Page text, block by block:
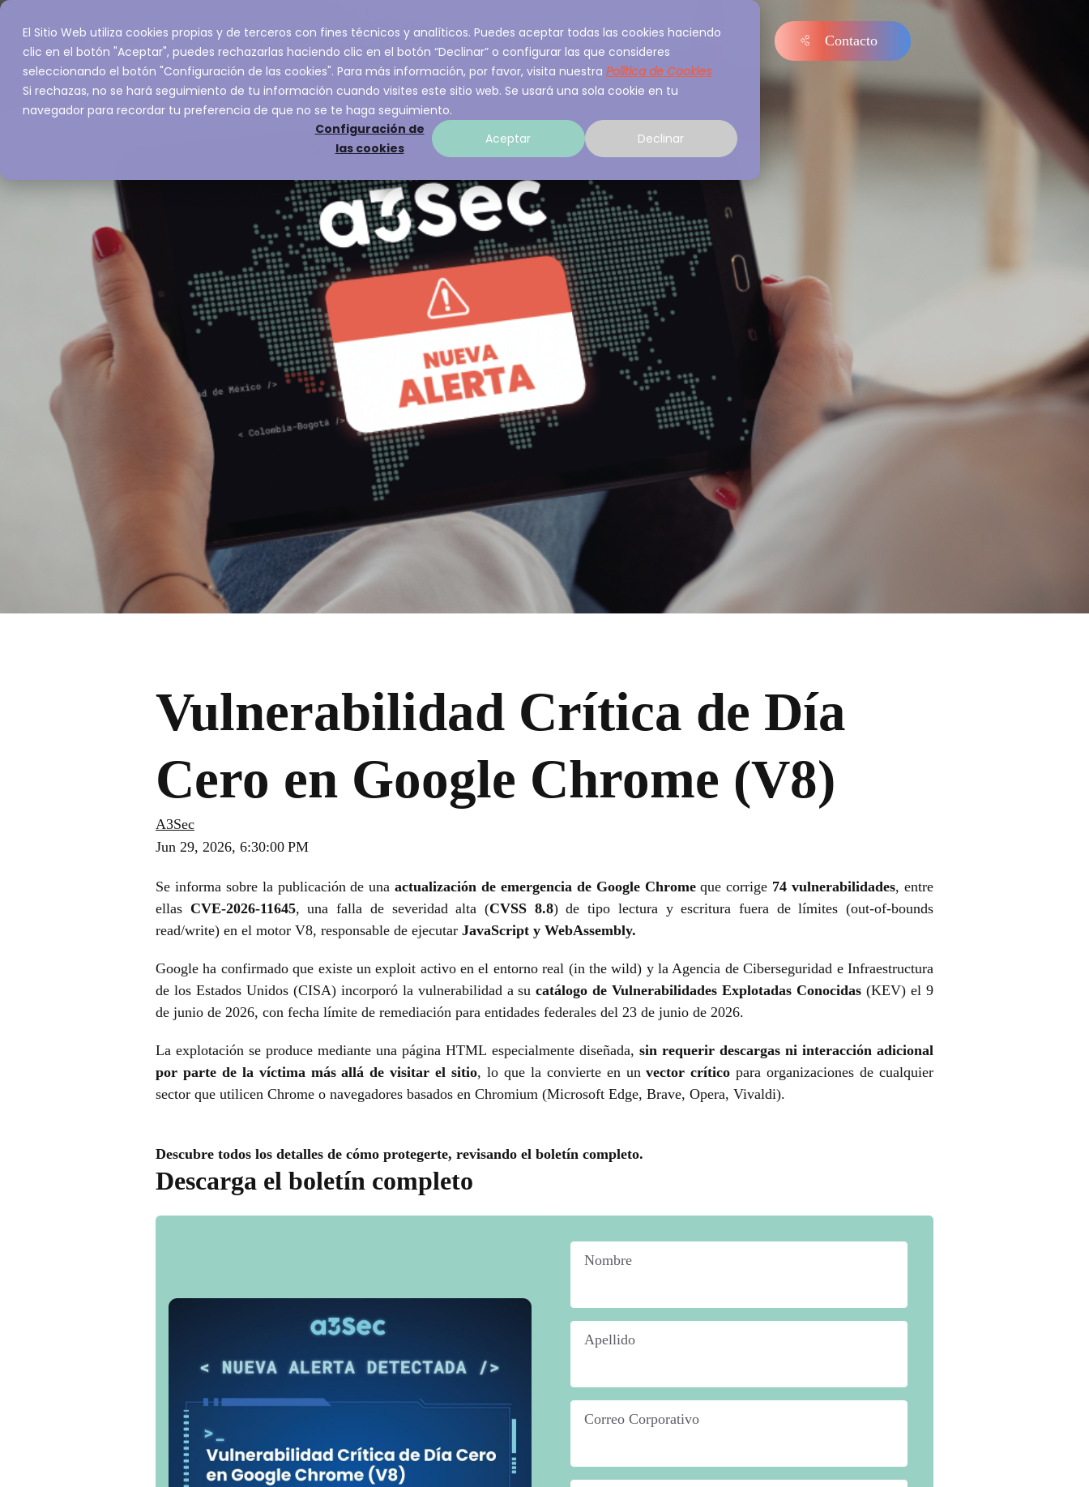
El Sitio Web utiliza cookies propias y de terceros con fines técnicos y analíticos. Puedes aceptar todas las cookies haciendo
clic en el botón "Aceptar", puedes rechazarlas haciendo clic en el botón “Declinar” o configurar las que consideres
seleccionando el botón "Configuración de las cookies". Para más información, por favor, visita nuestra Política de Cookies
Si rechazas, no se hará seguimiento de tu información cuando visites este sitio web. Se usará una sola cookie en tu
navegador para recordar tu preferencia de que no se te haga seguimiento.
Configuración de
las cookies
Aceptar Declinar
Inicio Servicios Sobre A3Sec Experiencia Recursos Contacto
Vulnerabilidad Crítica de Día
Cero en Google Chrome (V8)
A3Sec
Jun 29, 2026, 6:30:00 PM
Se informa sobre la publicación de unaactualización de emergencia de Google Chromeque corrige 74 vulnerabilidades, entre
ellas CVE-2026-11645, una falla de severidad alta (CVSS 8.8) de tipo lectura y escritura fuera de límites (out-of-bounds
read/write) en el motor V8, responsable de ejecutar JavaScript y WebAssembly.
Google ha confirmado que existe un exploit activo en el entorno real (in the wild) y la Agencia de Ciberseguridad e Infraestructura
de los Estados Unidos (CISA) incorporó la vulnerabilidad a sucatálogo de Vulnerabilidades Explotadas Conocidas (KEV) el 9
de junio de 2026, con fecha límite de remediación para entidades federales del 23 de junio de 2026.
La explotación se produce mediante una página HTML especialmente diseñada, sin requerir descargas ni interacción adicional
por parte de la víctima más allá de visitar el sitio, lo que la convierte en unvector crítico para organizaciones de cualquier
sector que utilicen Chrome o navegadores basados en Chromium (Microsoft Edge, Brave, Opera, Vivaldi).
Descubre todos los detalles de cómo protegerte, revisando el boletín completo.
Descarga el boletín completo
Nombre
Apellido
Correo Corporativo